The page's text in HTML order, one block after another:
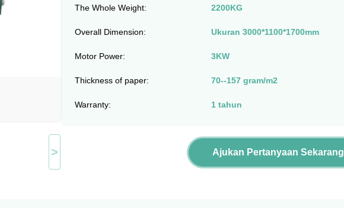
>
The Whole Weight: 2200KG
Overall Dimension: Ukuran 3000*1100*1700mm
Motor Power: 3KW
Thickness of paper: 70--157 gram/m2
Warranty: 1 tahun
Ajukan Pertanyaan Sekarang